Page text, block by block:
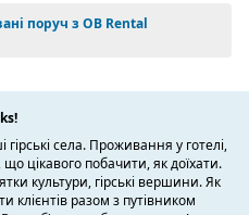
поруч з OB Rental
гірські села. Проживання у готелі,
цікавого побачити, як доїхати.
культури, гірські вершини. Як
клієнтів разом з путівником